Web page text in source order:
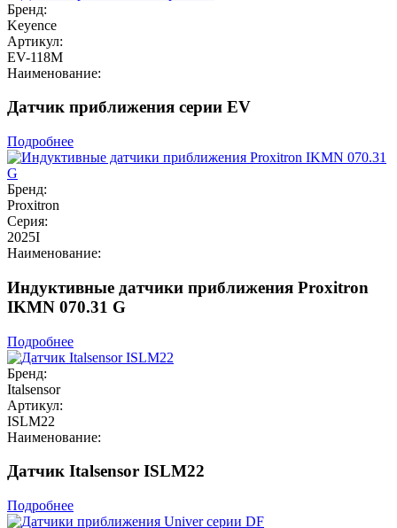
Бренд:
Keyence
Артикул:
EV-118M
Наименование:
Датчик приближения серии EV
Подробнее
Бренд:
Proxitron
Серия:
2025I
Наименование:
Индуктивные датчики приближения Proxitron
IKMN 070.31 G
Подробнее
Бренд:
Italsensor
Артикул:
ISLM22
Наименование:
Датчик Italsensor ISLM22
Подробнее